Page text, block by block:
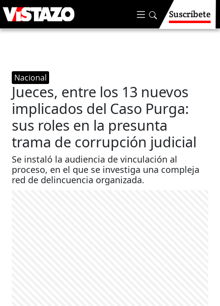
Suscríbete
Nacional
Jueces, entre los 13 nuevos
implicados del Caso Purga:
sus roles en la presunta
trama de corrupción judicial
Se instaló la audiencia de vinculación al
proceso, ​​​​​​en el que se investiga una compleja
red de delincuencia organizada.